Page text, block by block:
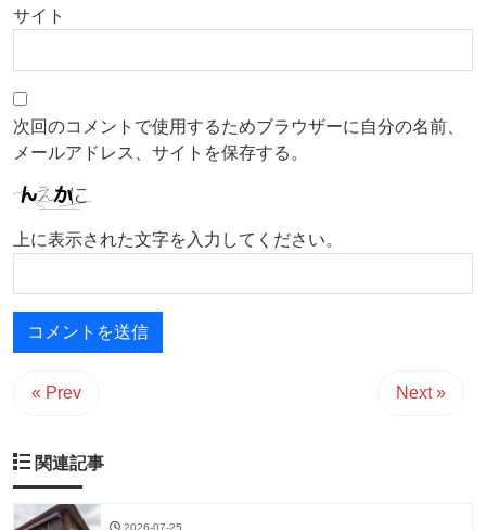
サイト
次回のコメントで使用するためブラウザーに自分の名前、
メールアドレス、サイトを保存する。
上に表示された文字を入力してください。
« Prev Next »
関連記事